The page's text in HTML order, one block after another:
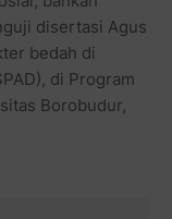
disertasi Agus
bedah di
di Program
Borobudur,